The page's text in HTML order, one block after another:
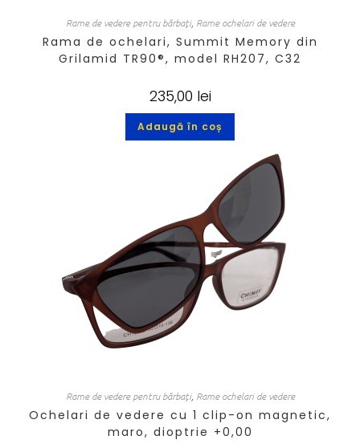
Rame de vedere pentru bărbați, Rame ochelari de vedere
Rama de ochelari, Summit Memory din
Grilamid TR90®, model RH207, C32
235,00 lei
Adaugă în coș
Rame de vedere pentru bărbați, Rame ochelari de vedere
Ochelari de vedere cu 1 clip-on magnetic,
maro, dioptrie +0,00